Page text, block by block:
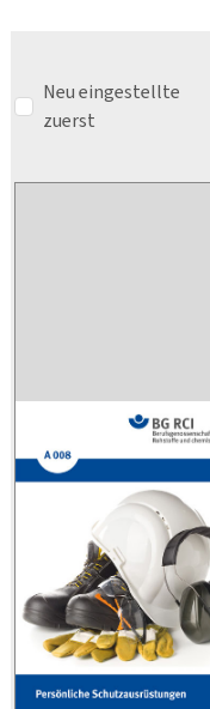
Neu eingestellte
zuerst